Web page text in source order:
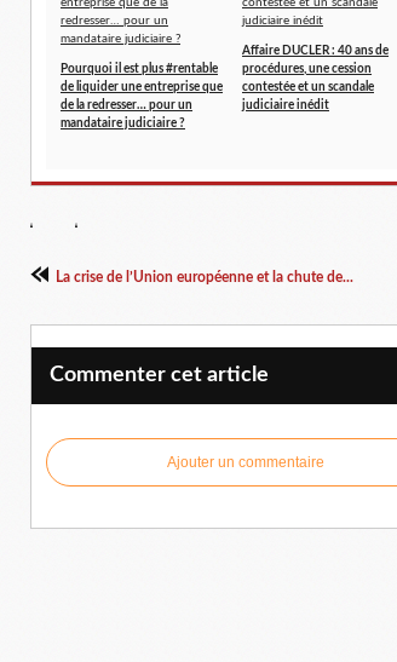
Pourquoi il est plus #rentable
de liquider une entreprise que
de la redresser… pour un
mandataire judiciaire ?
Affaire DUCLER : 40 ans de
procédures, une cession
contestée et un scandale
judiciaire inédit
La crise de l’Union européenne et la chute de...
Commenter cet article
Ajouter un commentaire